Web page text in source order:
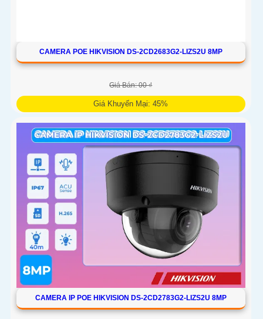
CAMERA POE HIKVISION DS-2CD2683G2-LIZS2U 8MP
Giá Bán: 00 ₫
Giá Khuyến Mại: 45%
Camera An Ninh DS-2CD2683G2-LIZS2U tích hợp chức
năng Thu Âm và Phát hiện chuyển động, Chống Ngược Sáng
DWDR 150db, hình ảnh rõ dù ở đâu, dành cho các công
trình chuyên dụng. Công nghệ H.265+/H
CAMERA IP POE HIKVISION DS-2CD2783G2-LIZS2U 8MP